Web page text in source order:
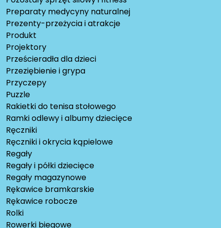
Preparaty medycyny naturalnej
Prezenty-przeżycia i atrakcje
Produkt
Projektory
Prześcieradła dla dzieci
Przeziębienie i grypa
Przyczepy
Puzzle
Rakietki do tenisa stołowego
Ramki odlewy i albumy dziecięce
Ręczniki
Ręczniki i okrycia kąpielowe
Regały
Regały i półki dziecięce
Regały magazynowe
Rękawice bramkarskie
Rękawice robocze
Rolki
Rowerki biegowe